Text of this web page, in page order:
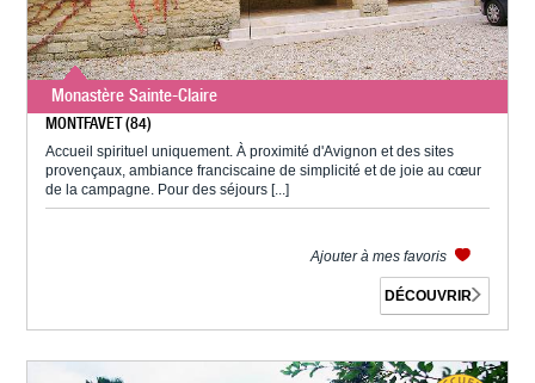
Monastère Sainte-Claire
MONTFAVET (84)
Accueil spirituel uniquement. À proximité d'Avignon et des sites
provençaux, ambiance franciscaine de simplicité et de joie au cœur
de la campagne. Pour des séjours [...]
Ajouter à mes favoris
DÉCOUVRIR